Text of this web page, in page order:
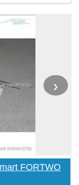
›
FORTWO